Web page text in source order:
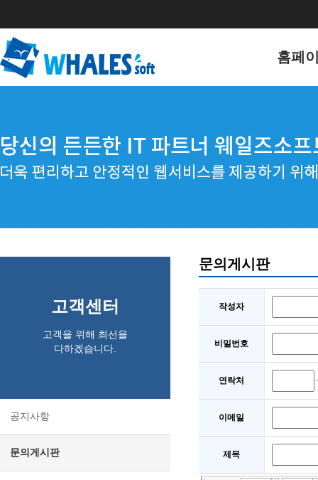
홈페
포트폴
고객센터
고객을 위해 최선을
다하겠습니다.
공지사항
문의게시판
문의게시판
작성자
비밀번호
연락처
이메일
제목